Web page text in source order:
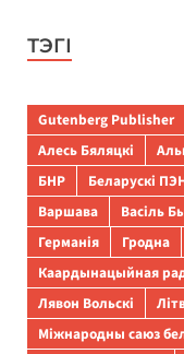
ТЭГІ
Gutenberg Publisher
Алесь Бяляцкі
БНР
Беларускі
Варшава
Васіль
Германія
Гродна
Каардынацыйная
Лявон Вольскі
Міжнародны саюз